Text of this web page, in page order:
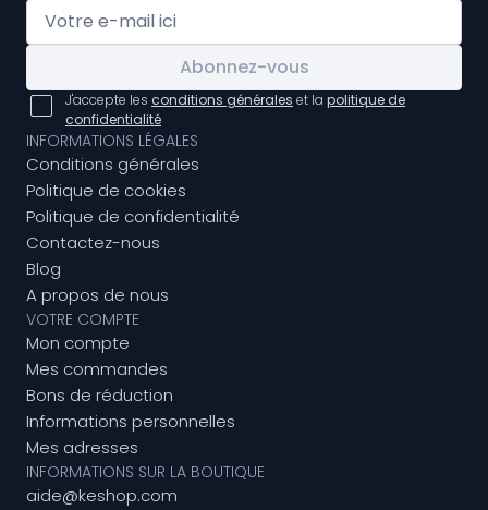
Abonnez-vous
J'accepte les conditions générales et la politique de
confidentialité
INFORMATIONS LÉGALES
Conditions générales
Politique de cookies
Politique de confidentialité
Contactez-nous
Blog
A propos de nous
VOTRE COMPTE
Mon compte
Mes commandes
Bons de réduction
Informations personnelles
Mes adresses
INFORMATIONS SUR LA BOUTIQUE
aide@keshop.com